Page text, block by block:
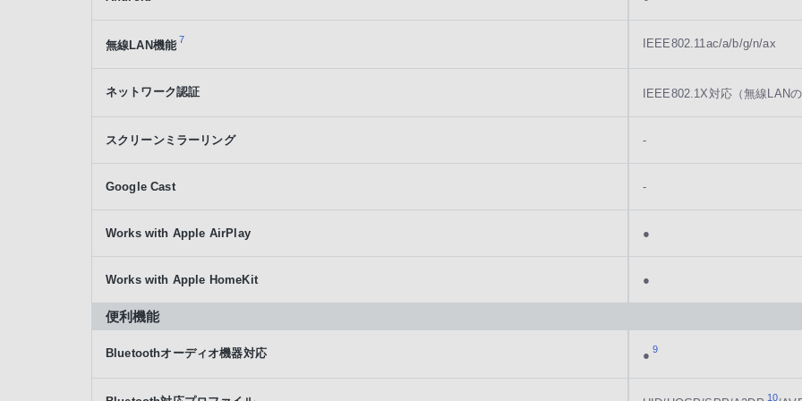
無線LAN機能 7 IEEE802.11ac/a/b/g/n/ax
ネットワーク認証 IEEE802.1X対応（無線LANの
スクリーンミラーリング -
Google Cast -
Works with Apple AirPlay ●
Works with Apple HomeKit ●
便利機能
Bluetoothオーディオ機器対応 ● 9
10